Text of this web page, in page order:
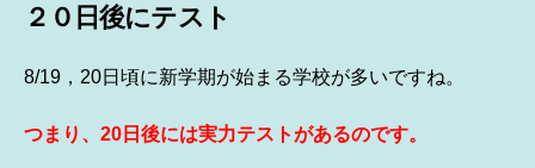
２０日後にテスト
8/19，20日頃に新学期が始まる学校が多いですね。
つまり、20日後には実力テストがあるのです。